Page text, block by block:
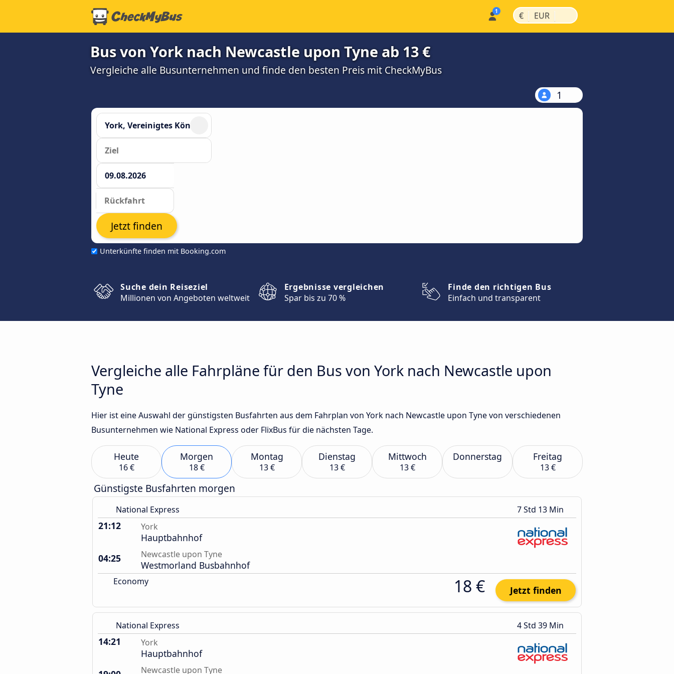
€ | EUR |
Bus von York nach Newcastle upon Tyne ab 13 €
Vergleiche alle Busunternehmen und finde den besten Preis mit CheckMyBus
1
Unterkünfte finden mit Booking.com
Jetzt finden
Suche dein Reiseziel
Millionen von Angeboten weltweit
Ergebnisse vergleichen
Spar bis zu 70 %
Finde den richtigen Bus
Einfach und transparent
Vergleiche alle Fahrpläne für den Bus von York nach Newcastle upon
Tyne
Hier ist eine Auswahl der günstigsten Busfahrten aus dem Fahrplan von York nach Newcastle upon Tyne von verschiedenen
Busunternehmen wie National Express oder FlixBus für die nächsten Tage.
Heute
16 €
Morgen
18 €
Montag
13 €
Dienstag
13 €
Mittwoch
13 €
Donnerstag Freitag
13 €
Günstigste Busfahrten morgen
National Express 7 Std 13 Min
21:12 York
Hauptbahnhof
04:25
Newcastle upon Tyne
Westmorland Busbahnhof
Economy 18 € Jetzt finden
National Express 4 Std 39 Min
14:21 York
Hauptbahnhof
Newcastle upon Tyne